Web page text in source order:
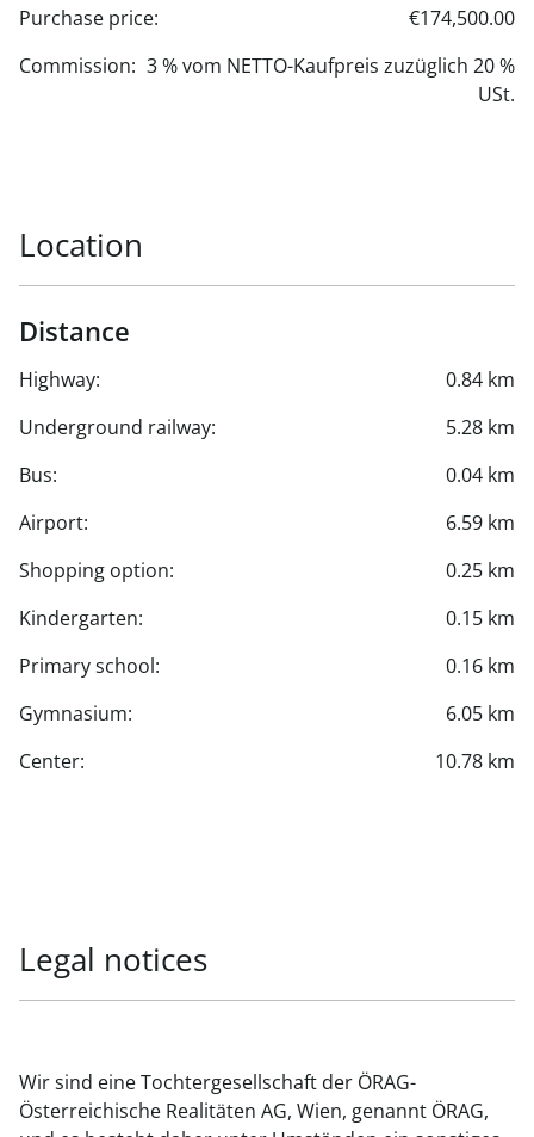
Purchase price:
€174,500.00
Commission: 3 % vom NETTO-Kaufpreis zuzüglich 20 %
USt.
Location
Distance
Highway:
0.84 km
Underground railway:
5.28 km
Bus:
0.04 km
Airport:
6.59 km
Shopping option:
0.25 km
Kindergarten:
0.15 km
Primary school:
0.16 km
Gymnasium:
6.05 km
Center:
10.78 km
Legal notices
Wir sind eine Tochtergesellschaft der ÖRAG-
Österreichische Realitäten AG, Wien, genannt ÖRAG,